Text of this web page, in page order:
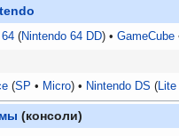
64 (Nintendo 64 DD) GameCube
SP Micro Nintendo DS Lite
(консоли)